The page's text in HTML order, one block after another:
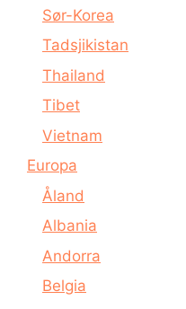
Sør-Korea
Tadsjikistan
Thailand
Tibet
Vietnam
Europa
Åland
Albania
Andorra
Belgia